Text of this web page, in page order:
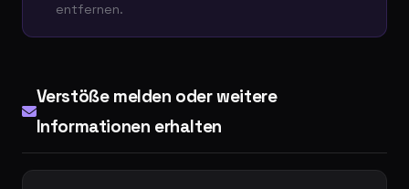
entfernen.
Verstöße melden oder weitere
Informationen erhalten